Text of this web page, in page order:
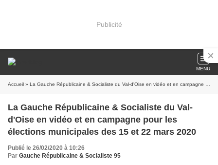
Publicité
MENU
Accueil » La Gauche Républicaine & Socialiste du Val-d'Oise en vidéo et en campagne pour les élections municipales des 15 et 22 mars 2020
La Gauche Républicaine & Socialiste du Val-
d'Oise en vidéo et en campagne pour les
élections municipales des 15 et 22 mars 2020
Publié le 26/02/2020 à 10:26
Par Gauche Républicaine & Socialiste 95